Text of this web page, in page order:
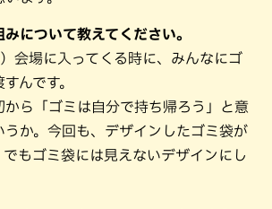
について教えてください。
会場に入ってくる時に、みんなにゴ
んです。
から「ゴミは自分で持ち帰ろう」と意
うか。今回も、デザインしたゴミ袋が
でもゴミ袋には見えないデザインにし